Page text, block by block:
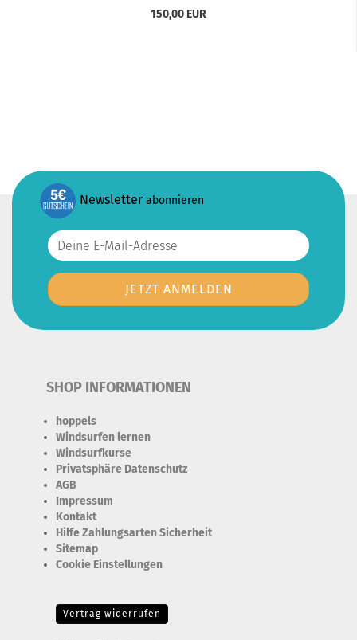
150,00 EUR
Newsletter abonnieren
SHOP INFORMATIONEN
hoppels
Windsurfen lernen
Windsurfkurse
Privatsphäre Datenschutz
AGB
Impressum
Kontakt
Hilfe Zahlungsarten Sicherheit
Sitemap
Cookie Einstellungen
Vertrag widerrufen